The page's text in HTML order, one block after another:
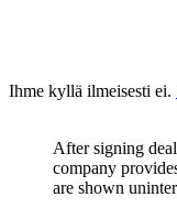
Ihme kyllä ilmeisesti ei.
After signing
company
are shown